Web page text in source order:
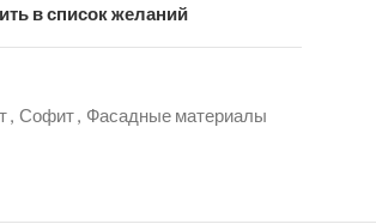
в список желаний
, Софит, Фасадные материалы